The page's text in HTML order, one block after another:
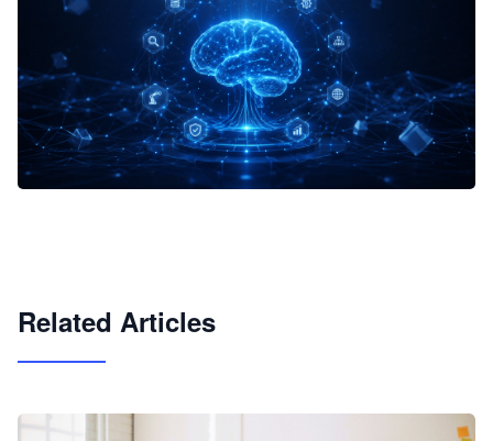
Related Articles